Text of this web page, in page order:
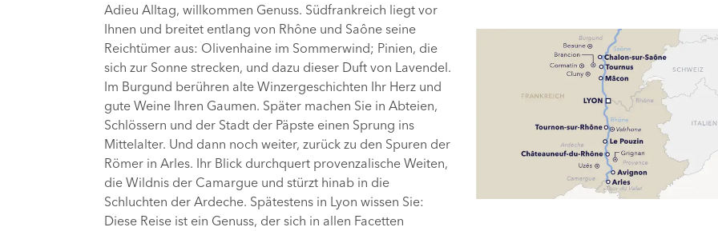
Adieu Alltag, willkommen Genuss. Südfrankreich liegt vor
Ihnen und breitet entlang von Rhône und Saône seine
Reichtümer aus: Olivenhaine im Sommerwind; Pinien, die
sich zur Sonne strecken, und dazu dieser Duft von Lavendel.
Im Burgund berühren alte Winzergeschichten Ihr Herz und
gute Weine Ihren Gaumen. Später machen Sie in Abteien,
Schlössern und der Stadt der Päpste einen Sprung ins
Mittelalter. Und dann noch weiter, zurück zu den Spuren der
Römer in Arles. Ihr Blick durchquert provenzalische Weiten,
die Wildnis der Camargue und stürzt hinab in die
Schluchten der Ardeche. Spätestens in Lyon wissen Sie:
Diese Reise ist ein Genuss, der sich in allen Facetten